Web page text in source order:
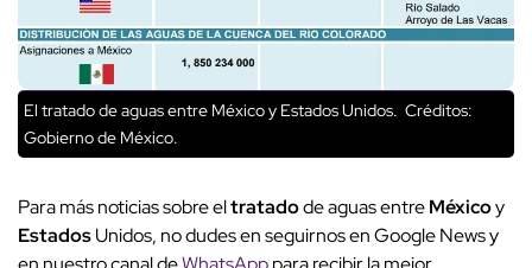
El tratado de aguas entre México y Estados Unidos. Créditos:
Gobierno de México.
Para más noticias sobre eltratadode aguas entreMéxicoy
EstadosUnidos, no dudes en seguirnos en Google News y